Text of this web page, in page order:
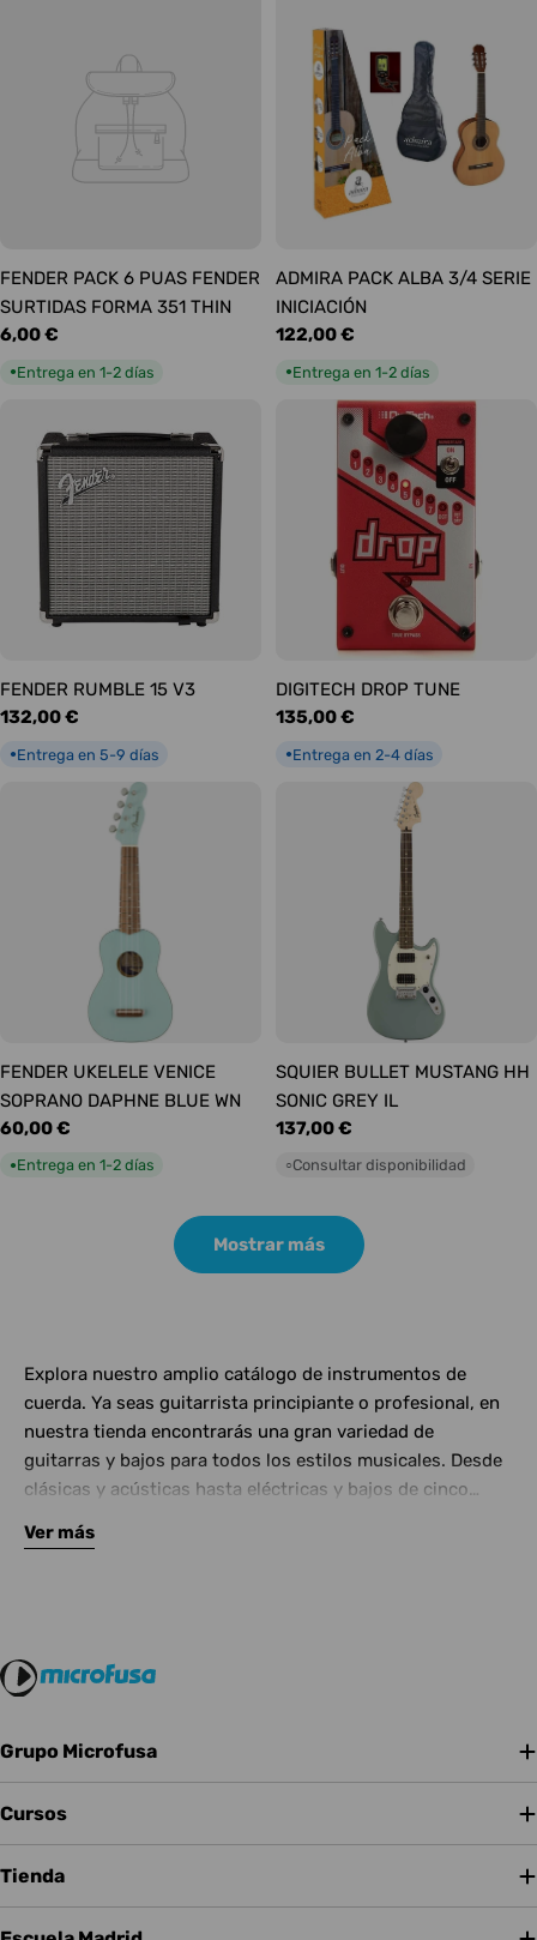
FENDER PACK 6 PUAS FENDER
SURTIDAS FORMA 351 THIN
Precio
6,00 €
●Entrega en 1-2 días
ADMIRA PACK ALBA 3/4 SERIE
INICIACIÓN
Precio
122,00 €
●Entrega en 1-2 días
FENDER RUMBLE 15 V3
Precio
132,00 €
●Entrega en 5-9 días
DIGITECH DROP TUNE
Precio
135,00 €
●Entrega en 2-4 días
FENDER UKELELE VENICE
SOPRANO DAPHNE BLUE WN
Precio
habitual
60,00 €
●Entrega en 1-2 días
SQUIER BULLET MUSTANG HH
SONIC GREY IL
Precio
habitual
137,00 €
○Consultar disponibilidad
Mostrar más
Explora nuestro amplio catálogo de instrumentos de
cuerda. Ya seas guitarrista principiante o profesional, en
nuestra tienda encontrarás una gran variedad de
guitarras y bajos para todos los estilos musicales. Desde
clásicas y acústicas hasta eléctricas y bajos de cinco
Complementa tu instrumento con amplificadores de
Ver más
Grupo Microfusa
Cursos
Tienda